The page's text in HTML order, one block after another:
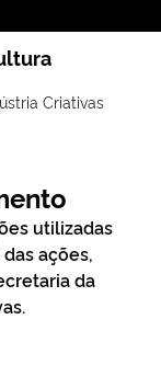
Criativas
utilizadas
ações,
da